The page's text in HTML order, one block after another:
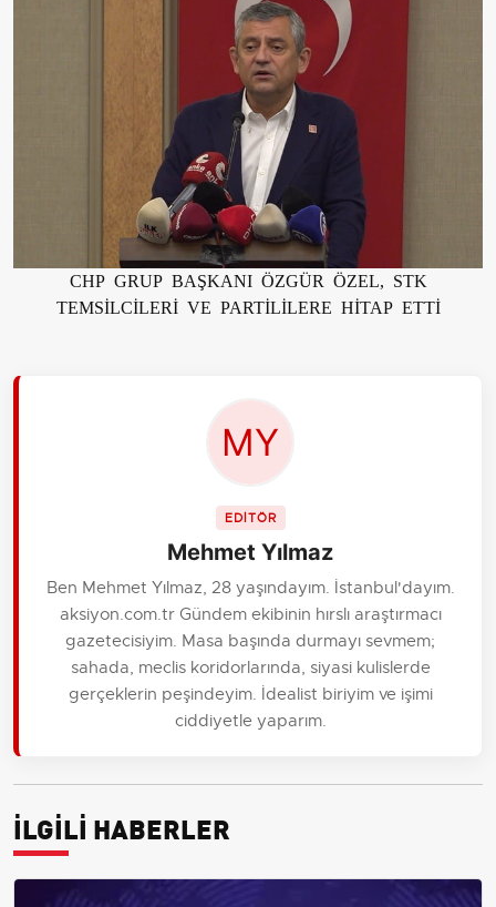
CHP GRUP BAŞKANI ÖZGÜR ÖZEL, STK
TEMSİLCİLERİ VE PARTİLİLERE HİTAP ETTİ
EDİTÖR
Mehmet Yılmaz
Ben Mehmet Yılmaz, 28 yaşındayım. İstanbul'dayım.
aksiyon.com.tr Gündem ekibinin hırslı araştırmacı
gazetecisiyim. Masa başında durmayı sevmem;
sahada, meclis koridorlarında, siyasi kulislerde
gerçeklerin peşindeyim. İdealist biriyim ve işimi
ciddiyetle yaparım.
İLGİLİ HABERLER